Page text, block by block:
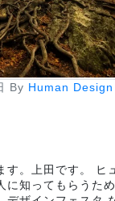
By Human
す。上田です。 ヒ
に知ってもらうた